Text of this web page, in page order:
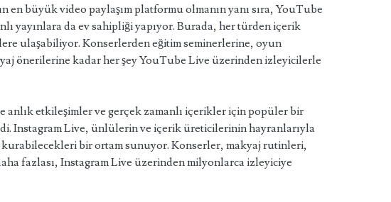
en büyük video paylaşım platformu olmanın yanı sıra, YouTube
yayınlara da ev sahipliği yapıyor. Burada, her türden içerik
ulaşabiliyor. Konserlerden eğitim seminerlerine, oyun
önerilerine kadar her şey YouTube Live üzerinden izleyicilerle
anlık etkileşimler ve gerçek zamanlı içerikler için popüler bir
Instagram Live, ünlülerin ve içerik üreticilerinin hayranlarıyla
kurabilecekleri bir ortam sunuyor. Konserler, makyaj rutinleri,
fazlası, Instagram Live üzerinden milyonlarca izleyiciye